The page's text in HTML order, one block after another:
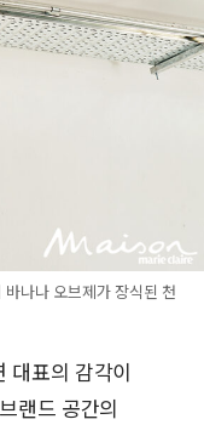
나나 오브제가 장식된 천
대표의 감각이
랜드 공간의